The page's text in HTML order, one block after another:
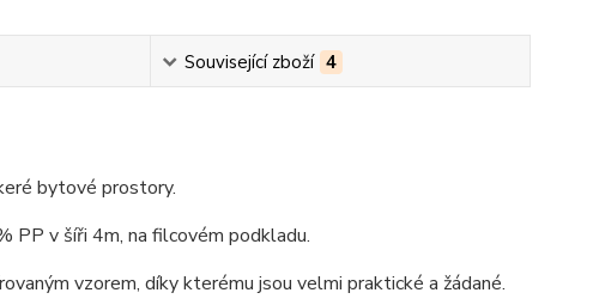
Související zboží 4
bytové prostory.
PP v šíři 4m, na filcovém podkladu.
vzorem, díky kterému jsou velmi praktické a žádané.